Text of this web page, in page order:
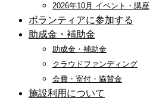
2026年10月 イベント・講座
ボランティアに参加する
助成金・補助金
助成金・補助金
クラウドファンディング
会費・寄付・協賛金
施設利用について